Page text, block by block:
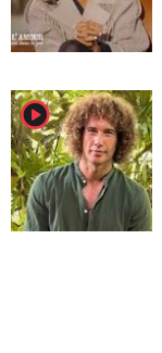
player2